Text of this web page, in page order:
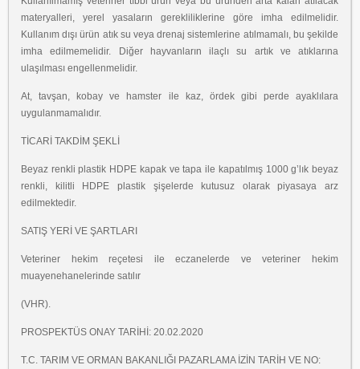
materyalleri, yerel yasaların gerekliliklerine göre imha edilmelidir.
Kullanım dışı ürün atık su veya drenajsistemlerine atılmamalı, bu şekilde
imha edilmemelidir. Diğer hayvanların ilaçlı su artık ve atıklarına
ulaşılması engellenmelidir.
At, tavşan, kobay ve hamster ile kaz, ördek gibi perde ayaklılara
uygulanmamalıdır.
TİCARİ TAKDİM ŞEKLİ
Beyaz renkli plastik HDPE kapak ve tapa ile kapatılmış 1000 g’lık beyaz
renkli, kilitli HDPE plastik şişelerde kutusuz olarak piyasaya arz
edilmektedir.
SATIŞ YERİ VE ŞARTLARI
Veteriner hekim reçetesi ile eczanelerde ve veteriner hekim
muayenehanelerinde satılır
(VHR).
PROSPEKTÜS ONAY TARİHİ: 20.02.2020
T.C. TARIM VE ORMAN BAKANLIĞI PAZARLAMA İZİN TARİH VE NO: